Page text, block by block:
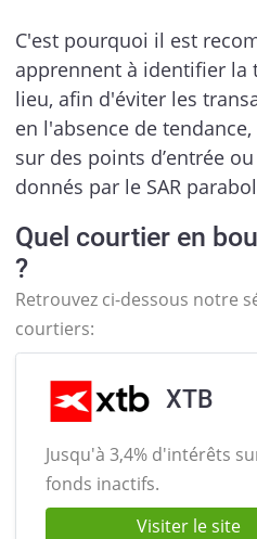
C'est pourquoi il est
apprennent à identifier la
lieu, afin d'éviter les
en l'absence de
sur des points d’entrée
donnés par le SAR
Quel courtier en
?
Retrouvez ci-dessous notre
courtiers:
XTB
Jusqu'à 3,4% d'intérêts
fonds inactifs.
Visiter le site